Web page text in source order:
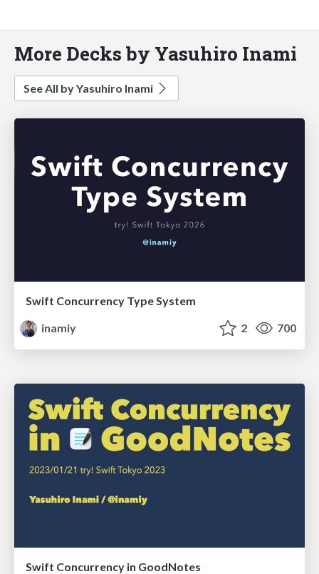
More Decks by Yasuhiro Inami
See All by Yasuhiro Inami
Swift Concurrency Type System
inamiy
2 700
Swift Concurrency in GoodNotes